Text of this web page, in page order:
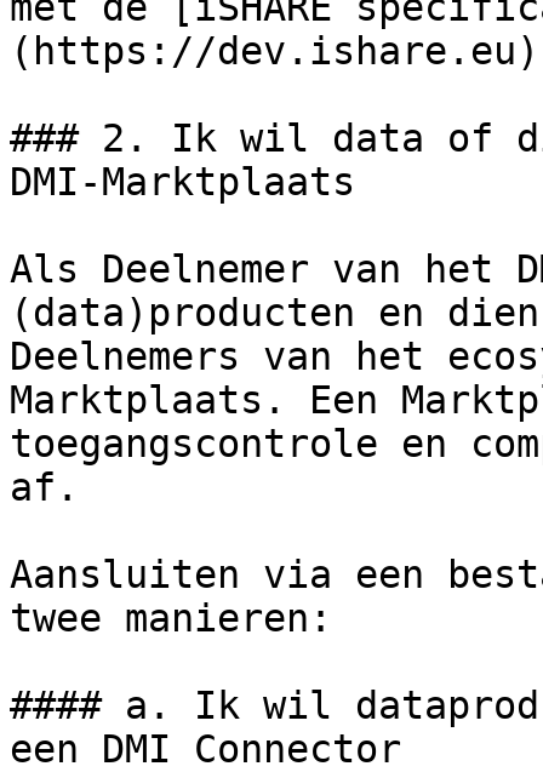
(https://
### 2. Ik wil data of
DMI-Marktplaats
Als Deelnemer van het
(data)producten en
Deelnemers van het
Marktplaats. Een
toegangscontrole en
af.
Aansluiten via een
twee manieren:
#### a. Ik wil
een DMI Connector